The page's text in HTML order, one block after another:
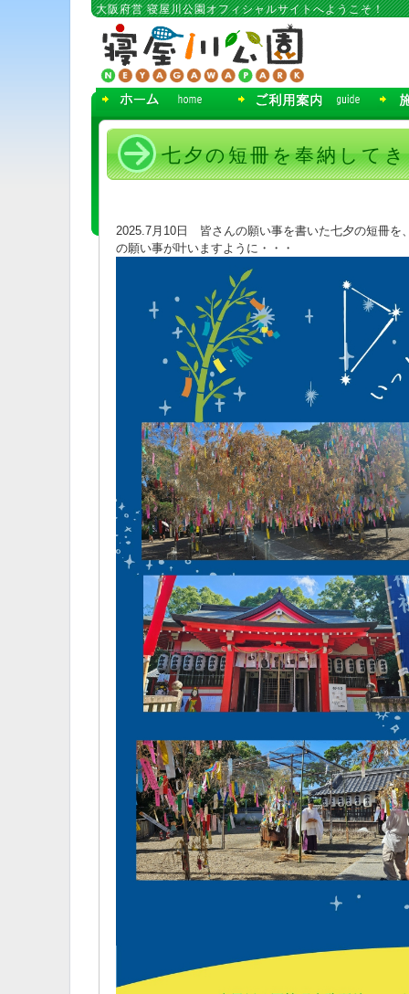
大阪府営 寝屋川公園オフィシャルサイトへようこそ！
コ
ツ
へ
動
七夕の短冊を奉納して
2025.7月10日 皆さんの願い事を書いた七夕の短冊を
の願い事が叶いますように・・・